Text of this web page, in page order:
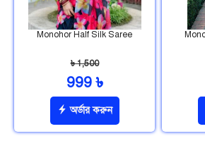
Monohor Half Silk Saree
৳ 1,500
999 ৳
অর্ডার করুন